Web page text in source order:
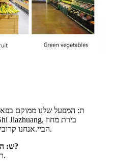
ת: המפעל שלנו ממוקם
הביי.אנחנו קרובים לבירה בייג'ין ולעיר הנמל טיאנג'ין.
ש: האם אתה יכול לספק את הדוגמאות?
ת: כמובן.אנו מספקים דוגמאות חינם.